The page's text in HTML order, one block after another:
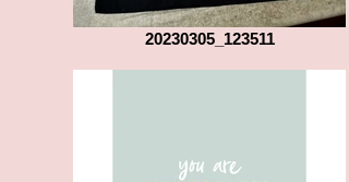
20230305_123511